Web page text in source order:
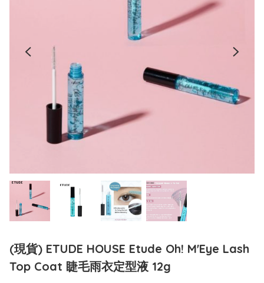
(現貨) ETUDE HOUSE Etude Oh! M'Eye Lash
Top Coat 睫毛雨衣定型液 12g